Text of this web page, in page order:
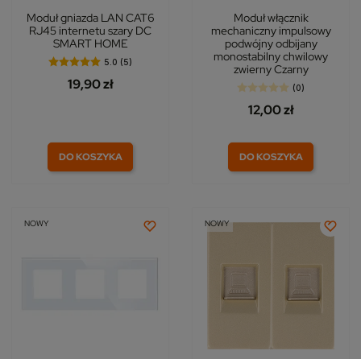
Moduł gniazda LAN CAT6
RJ45 internetu szary DC
SMART HOME
5.0 (5)
19,90 zł
DO KOSZYKA
Moduł włącznik
mechaniczny impulsowy
podwójny odbijany
monostabilny chwilowy
zwierny Czarny
(0)
12,00 zł
DO KOSZYKA
NOWY NOWY